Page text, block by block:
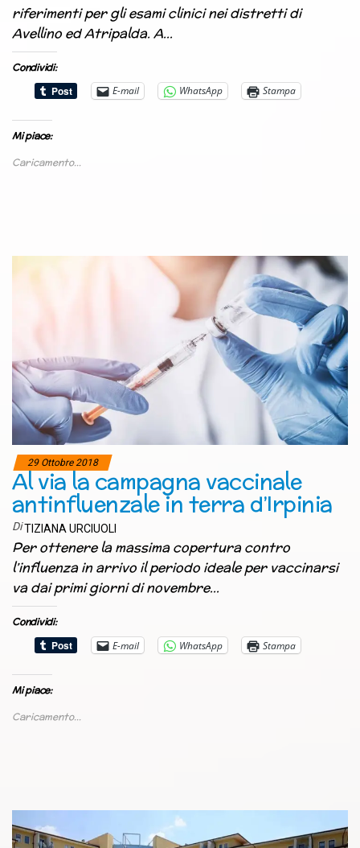
riferimenti per gli esami clinici nei distretti di
Avellino ed Atripalda. A…
Condividi:
E-mail
WhatsApp Stampa
Mi piace:
Caricamento...
29 Ottobre 2018
Al via la campagna vaccinale
antinfluenzale in terra d’Irpinia
DiTIZIANA URCIUOLI
Per ottenere la massima copertura contro
l’influenza in arrivo il periodo ideale per vaccinarsi
va dai primi giorni di novembre…
Condividi:
E-mail
WhatsApp Stampa
Mi piace:
Caricamento...